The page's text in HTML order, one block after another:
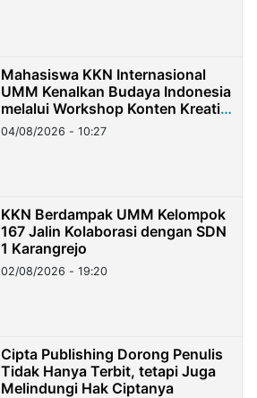
Mahasiswa KKN Internasional
UMM Kenalkan Budaya Indonesia
melalui Workshop Konten Kreatif
di Taiwan
04/08/2026 - 10:27
KKN Berdampak UMM Kelompok
167 Jalin Kolaborasi dengan SDN
1 Karangrejo
02/08/2026 - 19:20
Cipta Publishing Dorong Penulis
Tidak Hanya Terbit, tetapi Juga
Melindungi Hak Ciptanya